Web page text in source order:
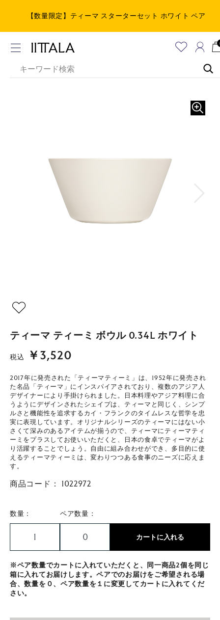
【数量限定】ティーマ スターターセット ホワイト ペア
ティーマ ティーミ ボウル 0.34L ホワイト
税込 ￥3,520
2017年に発売された「ティーマティーミ」は、1952年に発売され
た名品「ティーマ」にインスパイアされており、複数のアジア人
デザイナーにより手掛けられました。日本料理やアジア料理に合
うようにデザインされたシェイプは、ティーマと同じく、シンプ
ルさと機能性を追求するカイ・フランクのタイムレスな哲学を忠
実に表現しています。オリジナルシリーズのティーマにはない小
さくて深みのあるアイテムが揃うので、ティーマにティーマティ
ーミをプラスしてお使いいただくと、日本の食卓でティーマがよ
り活躍することでしょう。自由に組み合わせができ、多目的に使
えるティーマティーミは、変わりつつある食事のニーズに応えま
す。
商品コード： 1022972
数量： ペア数量：
カートに入れる
※ペア数量でカートに入れていただくと、同一商品2個を同じ
箱に入れてお届けします。ペアでのお届けをご希望される場
合、数量を０、ペア数量を１に変更してカートに入れてくだ
さい。